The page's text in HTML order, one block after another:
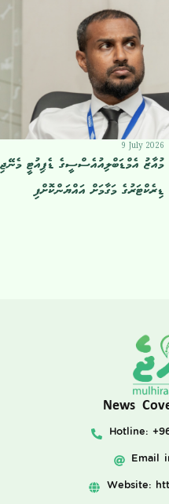
9 July 2026
މުއާޒު އެމްޑަބްލިއުއެސްސީގެ ޑެޕިއުޓީ
ޑިރެކްޓަރުގެ މަގާމަށް އައްޔަންކޮށްފި
News
Hotline:
Email
Website: